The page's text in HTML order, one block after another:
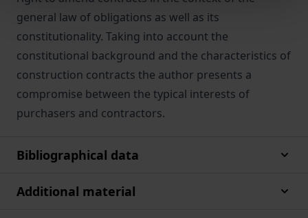
general law of obligations as well as its
constitutionality. Taking into account the
constitutional background and the characteristics of
construction contracts the author presents a
compromise between the typical interests of
purchasers and contractors.
Bibliographical data
Additional material